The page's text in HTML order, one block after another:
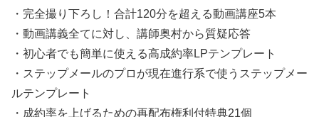
・完全撮り下ろし！合計120分を超える動画講座5本
・動画講義全てに対し、講師奥村から質疑応答
・初心者でも簡単に使える高成約率LPテンプレート
・ステップメールのプロが現在進行系で使うステップメー
ルテンプレート
・成約率を上げるための再配布権利付特典21個